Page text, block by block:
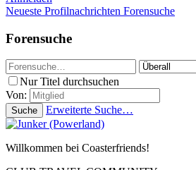
Neueste Profilnachrichten Forensuche
Forensuche
Nur Titel durchsuchen
Von:
Suche Erweiterte Suche…
Willkommen bei Coasterfriends!